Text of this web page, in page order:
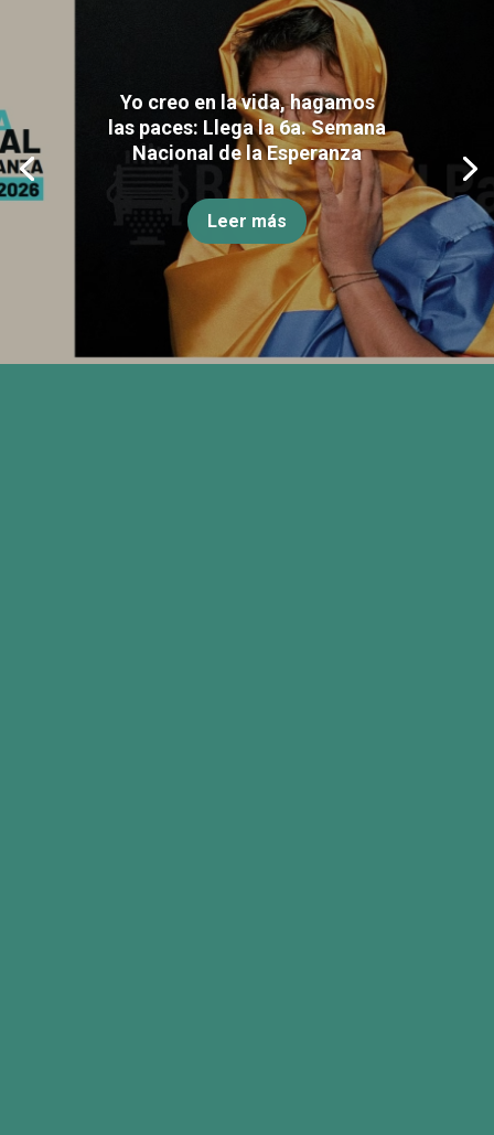
Yo creo en la vida, hagamos
las paces: Llega la 6a. Semana
Nacional de la Esperanza
Leer más